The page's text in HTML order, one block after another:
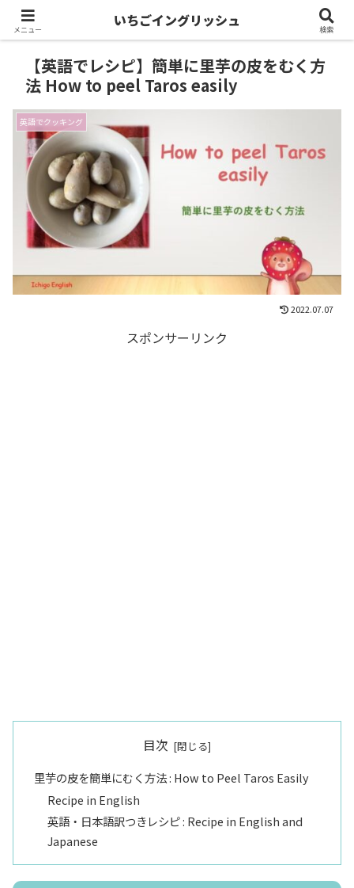
【英語でレシピ】簡単に里芋の皮をむく方
法 How to peel Taros easily
英語でクッキング
2022.07.07
スポンサーリンク
目次
里芋の皮を簡単にむく方法 : How to Peel Taros Easily
Recipe in English
英語・日本語訳つきレシピ : Recipe in English and
Japanese
メニュー
いちごイングリッシュ
検索